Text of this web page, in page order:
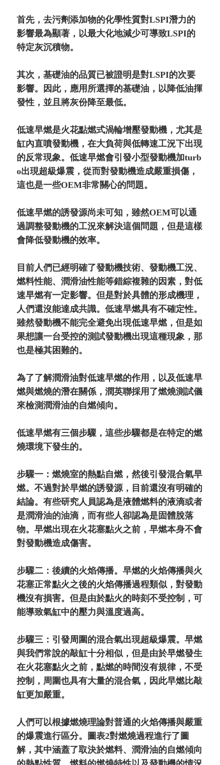
首先，去污劑添加物的化學性質對LSPI潛力的
影響最為顯著，以最大化地減少可導致LSPI的
特定灰沉積物。
其次，基礎油的品質已被證明是對LSPI的次要
影響。因此，應用所選擇的基礎油，以降低油揮
發性，並且將灰份降至最低。
低速早燃是火花點燃式渦輪增壓發動機，尤其是
缸內直噴發動機，在大負荷與低轉速工況下出現
的反常現象。低速早燃會引發小型發動機加turb
o出現超級爆震，從而對發動機造成嚴重損傷，
這也是一些OEM非常關心的問題。
低速早燃的誘發源尚未可知，雖然OEM可以通
過調整發動機的工況來解決這個問題，但是這樣
會降低發動機的效率。
目前人們已經明確了發動機技術、發動機工況、
燃料性能、潤滑油性能等錯綜複雜的因素，對低
速早燃有一定影響。但是對於具體的形成機理，
人們還沒能達成共識。低速早燃具有不確定性。
雖然發動機不能完全避免出現低速早燃，但是如
果想讓一台受控的測試發動機出現這種現象，那
也是極其困難的。
為了了解潤滑油對低速早燃的作用，以及低速早
燃與燃燒的潛在關係，潤英聯採用了燃燒測試儀
來檢測潤滑油的自燃傾向。
低速早燃有三個步驟，這些步驟都是在特定的燃
燒環境下發生的。
步驟一：燃燒室的熱點自燃，然後引發混合氣早
燃。不過對於早燃的誘發源，目前還沒有明確的
結論。有些研究人員認為是液體燃料的液滴或者
是潤滑油的油滴，而有些人卻認為是固體脫落
物。早燃出現在火花塞點火之前，早燃本身不會
對發動機造成傷害。
步驟二：後續的火焰傳播。早燃的火焰傳播與火
花塞正常點火之後的火焰傳播過程類似，對發動
機沒有損害。但是由於點火的時刻不受控制，可
能導致氣缸中的壓力與溫度過高。
步驟三：引發周圍的混合氣出現超級爆震。早燃
與我們常說的敲缸十分相似，但是由於早燃發生
在火花塞點火之前，點燃的時間沒有規律，不受
控制，周圍也具有大量的混合氣，因此早燃比敲
缸更加嚴重。
人們可以根據燃燒理論對普通的火焰傳播與嚴重
的爆震進行區分。圖表2對燃燒過程進行了圖
解，其中涵蓋了取決於燃料、潤滑油的自燃傾向